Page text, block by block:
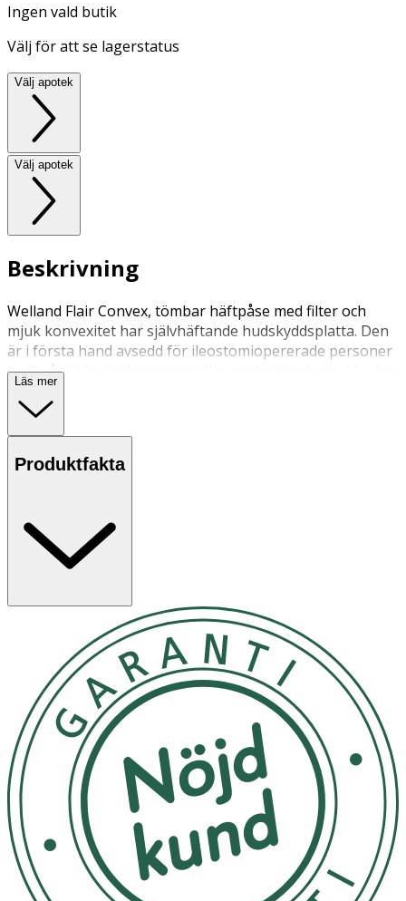
Ingen vald butik
Välj för att se lagerstatus
Välj apotek
Välj apotek
Beskrivning
Welland Flair Convex, tömbar häftpåse med filter och
mjuk konvexitet har självhäftande hudskyddsplatta. Den
är i första hand avsedd för ileostomiopererade personer
med något insjunken stomi eller med ojämnheter i huden
runt stomin till följd av ärrbildning, hudveck m.m.
Läs mer
Produktfakta